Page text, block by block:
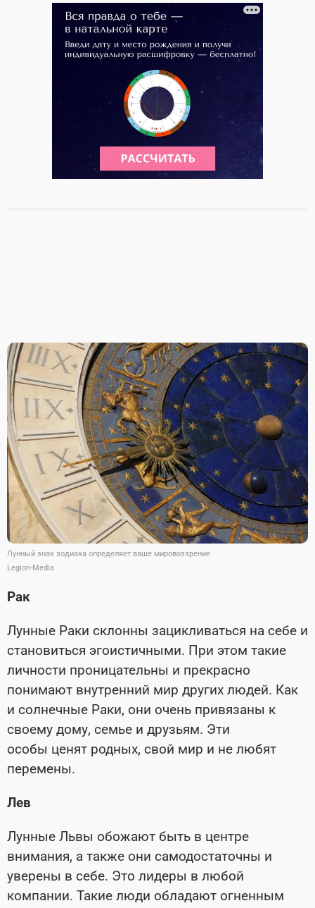
Лунный знак зодиака определяет ваше мировоззрение
Legion-Media
Рак
Лунные Раки склонны зацикливаться на себе и
становиться эгоистичными. При этом такие
личности проницательны и прекрасно
понимают внутренний мир других людей. Как
и солнечные Раки, они очень привязаны к
своему дому, семье и друзьям. Эти
особы ценят родных, свой мир и не любят
перемены.
Лев
Лунные Львы обожают быть в центре
внимания, а также они самодостаточны и
уверены в себе. Это лидеры в любой
компании. Такие люди обладают огненным